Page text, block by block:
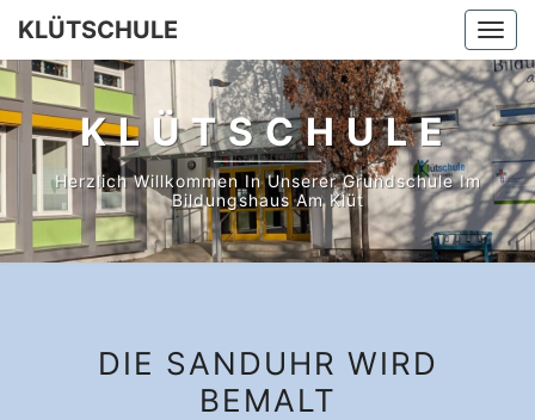
Skip
content
KLÜTSCHULE
KLÜTSCHULE
Herzlich Willkommen In Unserer Grundschule Im
Bildungshaus Am Klüt
DIE SANDUHR WIRD
BEMALT